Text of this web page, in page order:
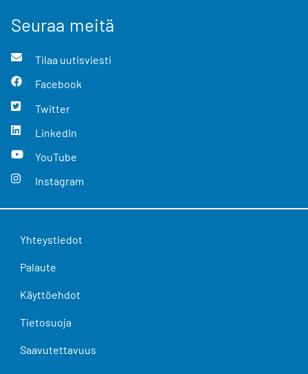
Seuraa meitä
Tilaa uutisviesti
Facebook
Twitter
LinkedIn
YouTube
Instagram
Yhteystiedot
Palaute
Käyttöehdot
Tietosuoja
Saavutettavuus